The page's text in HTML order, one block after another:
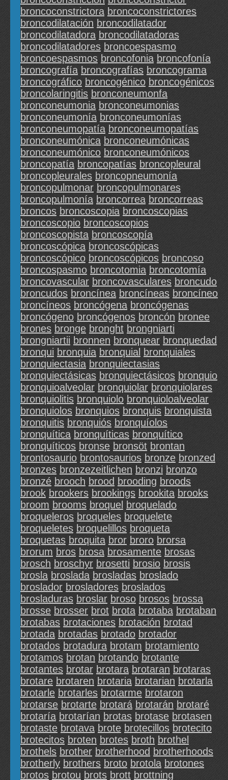
broncoconstrictora broncoconstrictores
broncodilatación broncodilatador
broncodilatadora broncodilatadoras
broncodilatadores broncoespasmo
broncoespasmos broncofonia broncofonía
broncografía broncografías broncograma
broncográfico broncogénico broncogénicos
broncolaringitis bronconeumonfa
bronconeumonia bronconeumonias
bronconeumonía bronconeumonías
bronconeumopatía bronconeumopatías
bronconeumónica bronconeumónicas
bronconeumónico bronconeumónicos
broncopatía broncopatías broncopleural
broncopleurales broncopneumonía
broncopulmonar broncopulmonares
broncopulmonía broncorrea broncorreas
broncos broncoscopia broncoscopias
broncoscopio broncoscopios
broncoscopista broncoscopía
broncoscópica broncoscópicas
broncoscópico broncoscópicos broncoso
broncospasmo broncotomia broncotomía
broncovascular broncovasculares broncudo
broncudos broncínea broncíneas broncíneo
broncíneos broncógena broncógenas
broncógeno broncógenos broncón bronee
brones bronge bronght brongniarti
brongniartii bronnen bronquear bronquedad
bronqui bronquia bronquial bronquiales
bronquiectasia bronquiectasias
bronquiectásicas bronquiectásicos bronquio
bronquioalveolar bronquiolar bronquiolares
bronquiolitis bronquiolo bronquioloalveolar
bronquiolos bronquios bronquis bronquista
bronquitis bronquiós bronquíolos
bronquítica bronquíticas bronquítico
bronquíticos bronse bronsöt brontan
brontosaurio brontosaurios bronze bronzed
bronzes bronzezeitlichen bronzi bronzo
bronzé brooch brood brooding broods
brook brookers brookings brookita brooks
broom brooms broquel broquelado
broqueleros broqueles broquelete
broqueletes broquelillos broqueta
broquetas broquita bror broro brorsa
brorum bros brosa brosamente brosas
brosch broschyr brosetti brosio brosis
brosla broslada brosladas broslado
broslador brosladores broslados
brosladuras broslar broso brosos brossa
brosse brosser brot brota brotaba brotaban
brotabas brotaciones brotación brotad
brotada brotadas brotado brotador
brotados brotadura brotam brotamiento
brotamos brotan brotando brotante
brotantes brotar brotara brotaran brotaras
brotare brotaren brotaria brotarian brotarla
brotarle brotarles brotarme brotaron
brotarse brotarte brotará brotarán brotaré
brotaría brotarían brotas brotase brotasen
brotaste brotava brote brotecillos brotecito
brotecitos broten brotes broth brothel
brothels brother brotherhood brotherhoods
brotherly brothers broto brotola brotones
brotos brotou brots brott brottning